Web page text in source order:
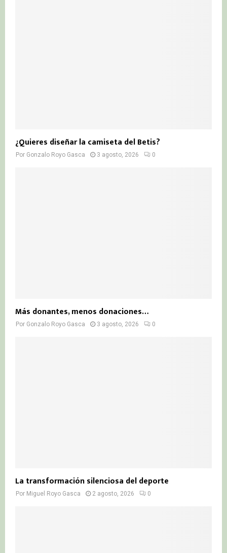
¿Quieres diseñar la camiseta del Betis?
Por Gonzalo Royo Gasca 3 agosto, 2026 0
Más donantes, menos donaciones…
Por Gonzalo Royo Gasca 3 agosto, 2026 0
La transformación silenciosa del deporte
Por Miguel Royo Gasca 2 agosto, 2026 0